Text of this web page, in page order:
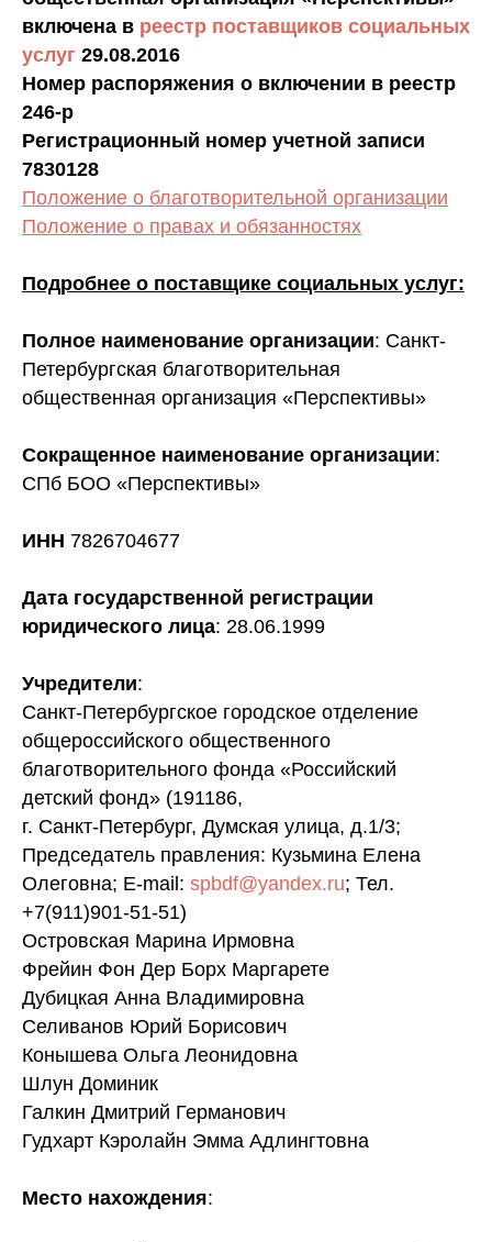
включена в реестр поставщиков социальных
услуг 29.08.2016
Номер распоряжения о включении в реестр
246-р
Регистрационный номер учетной записи
7830128
Положение о благотворительной организации
Положение о правах и обязанностях
Подробнее о поставщике социальных услуг:
Полное наименование организации: Санкт-
Петербургская благотворительная
общественная организация «Перспективы»
Сокращенное наименование организации:
СПб БОО «Перспективы»
ИНН 7826704677
Дата государственной регистрации
юридического лица: 28.06.1999
Учредители:
Санкт-Петербургское городское отделение
общероссийского общественного
благотворительного фонда «Российский
детский фонд» (191186,
г. Санкт-Петербург, Думская улица, д.1/3;
Председатель правления: Кузьмина Елена
Олеговна; E-mail: spbdf@yandex.ru; Тел.
+7(911)901-51-51)
Островская Марина Ирмовна
Фрейин Фон Дер Борх Маргарете
Дубицкая Анна Владимировна
Селиванов Юрий Борисович
Конышева Ольга Леонидовна
Шлун Доминик
Галкин Дмитрий Германович
Гудхарт Кэролайн Эмма Адлингтовна
Место нахождения: